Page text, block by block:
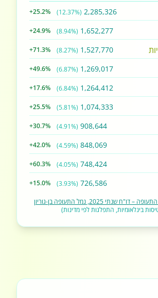
2,285,326
(12.37%)
+25.2%
1,652,277
(8.94%)
+24.9%
1,527,770
(8.27%)
+71.3%
1,269,017
(6.87%)
+49.6%
1,264,412
(6.84%)
+17.6%
1,074,333
(5.81%)
+25.5%
908,644
(4.91%)
+30.7%
848,069
(4.59%)
+42.0%
748,424
(4.05%)
+60.3%
726,586
(3.93%)
+15.0%
שנתי 2025, נמל התעופה בן-גוריון
בינלאומיות, התפלגות לפי מדינות)